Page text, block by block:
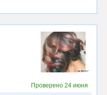
Проверено 24 июня